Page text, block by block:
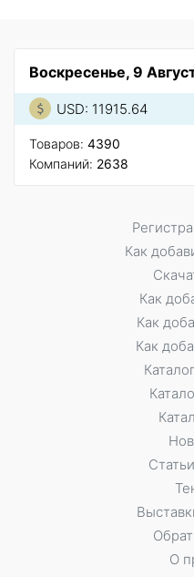
Воскресенье, 9
USD: 11915.64
Товаров: 4390
Компаний: 2638
Как
Как
Как
Как
О